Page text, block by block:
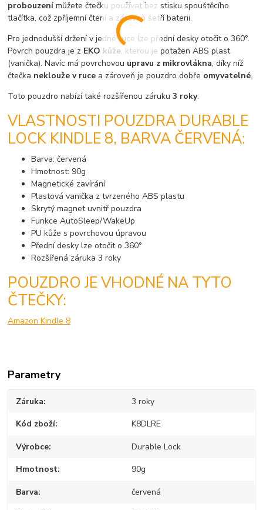
probouzenímůžete čtečku používat bez stisku spouštěcího
tlačítka, což zpříjemní čtení a zároveň šetří baterii.
Pro jednodušší držení v jedné ruce lze přední desky otočit o 360°.
Povrch pouzdra je z EKO kůže, kterou je potažen ABS plast
(vanička). Navíc má povrchovou úpravu z mikrovlákna, díky níž
čtečka neklouže v ruce a zároveň je pouzdro dobře omyvatelné.
Toto pouzdro nabízí také rozšířenou záruku3 roky.
VLASTNOSTI POUZDRA DURABLE
LOCK KINDLE 8, BARVA ČERVENÁ:
Barva: červená
Hmotnost: 90g
Magnetické zavírání
Plastová vanička z tvrzeného ABS plastu
Skrytý magnet uvnitř pouzdra
Funkce AutoSleep/WakeUp
PU kůže s povrchovou úpravou
Přední desky lze otočit o 360°
Rozšířená záruka 3 roky
POUZDRO JE VHODNÉ NA TYTO
ČTEČKY:
Amazon Kindle 8
Parametry
Záruka 3 roky
Kód zboží K8DLRE
Výrobce Durable Lock
Hmotnost 90g
Barva červená